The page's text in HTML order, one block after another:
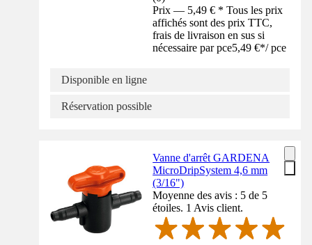
Prix — 5,49 € * Tous les prix
affichés sont des prix TTC,
frais de livraison en sus si
nécessaire par pce5,49 €*/ pce
Disponible en ligne
Réservation possible
Vanne d'arrêt GARDENA
MicroDripSystem 4,6 mm
(3/16")
Moyenne des avis : 5 de 5
étoiles. 1 Avis client.